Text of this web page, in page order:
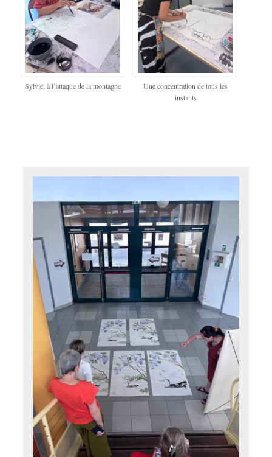
Sylvie, à l’attaque de la montagne
Une concentration de tous les
instants